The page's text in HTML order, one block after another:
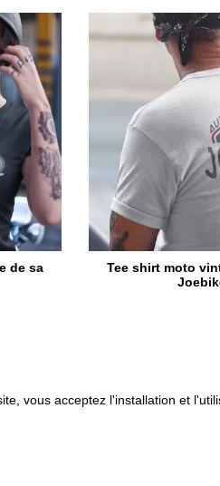
de sa
Tee shirt moto
vous acceptez l'installation et